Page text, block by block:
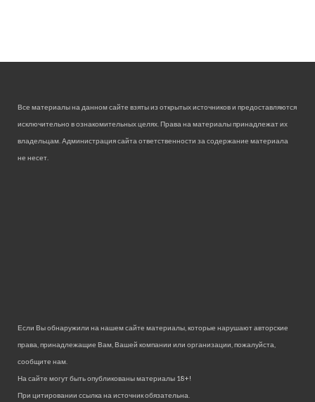
Все материалы на данном сайте взяты из открытых источников и предоставляются
исключительно в ознакомительных целях. Права на материалы принадлежат их
владельцам. Администрация сайта ответственности за содержание материала
не несет.
Если Вы обнаружили на нашем сайте материалы, которые нарушают авторские
права, принадлежащие Вам, Вашей компании или организации, пожалуйста,
сообщите нам.
На сайте могут быть опубликованы материалы 18+!
При цитировании ссылка на источник обязательна.